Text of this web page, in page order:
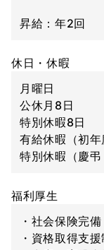
昇給：年2回
休日・休暇
月曜日
公休月8日
特別休暇8日
有給休暇（初年
特別休暇（慶弔
福利厚生
・社会保険完備
・資格取得支